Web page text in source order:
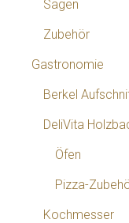
Sägen
Zubehör
Gastronomie
Berkel
DeliVita
Öfen
Pizza-
Kochmesser